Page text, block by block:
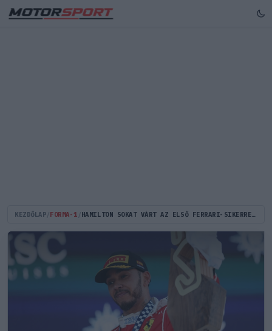
KEZDŐLAP FORMA-1 HAMILTON SOKAT VÁRT AZ ELSŐ FERRARI-SIKERRE, MÉGSEM KERÜLT A LISTA ÉLÉRE